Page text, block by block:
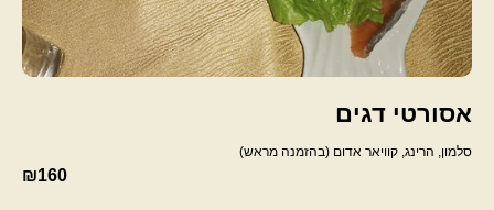
אסורטי דגים
סלמון, הרינג, קוויאר אדום (בהזמנה מראש)
₪160